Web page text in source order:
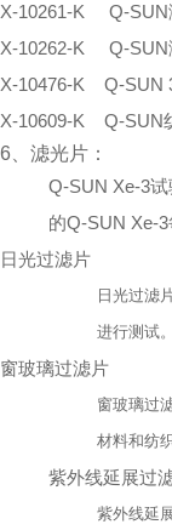
X-10261-K Q-SUN
X-10262-K Q-SUN
X-10476-K Q-SUN
X-10609-K Q-SUN
6、滤光片：
Q-SUN Xe-3
的Q-SUN Xe-3
日光过滤片
日光过滤
进行测试。
窗玻璃过滤片
窗玻璃过
材料和纺
紫外线延展过
紫外线延